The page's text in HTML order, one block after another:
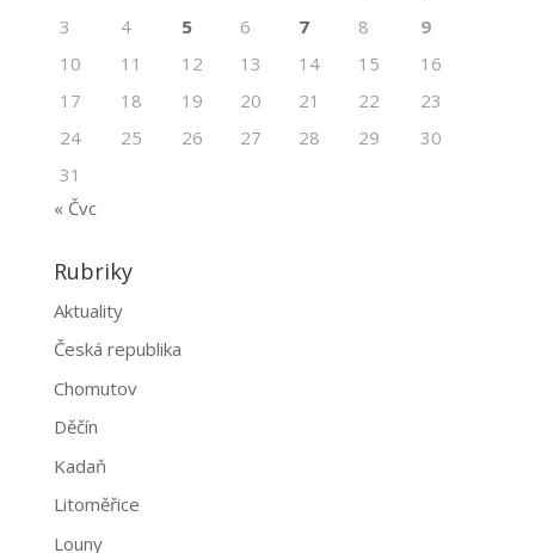
3
4 5 6 7 8
9
10
11 12 13 14 15
16
17
18 19 20 21 22
23
24
25 26 27 28 29
30
31
« Čvc
Rubriky
Aktuality
Česká republika
Chomutov
Děčín
Kadaň
Litoměřice
Louny